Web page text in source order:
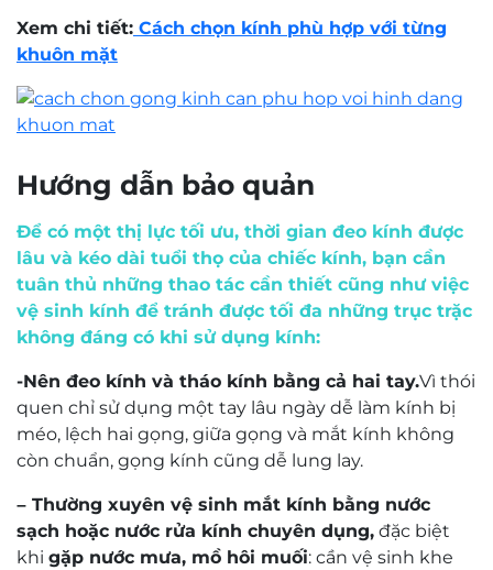
Mã sản phẩm: 5583_75_7681_53
Chất liệu
Kiểu dáng: Chữ nhật, nửa khung
Đệm mũi
Kích thước: 53–18–145 mm
Giá tham khảo: 12.000.000đ
Trong đó,53 mmlà độ rộng tròng kính, thuộc nhóm
size trung bình, phù hợp với nhiều khuôn mặt và
người có độ cận vừa phải. Nếu độ cận trên 3 diop,
nên ưu tiên tròng kính siêu mỏng để giữ tổng thể
kính thanh thoát, nhẹ và đẹp hơn. Size này cũng có
thể lắp được kính đa tròng hoặc hai tròng khi cần.
Vì sao nên chọn Silhouette
5583_75_7681_53?
Mẫu kính này không dành cho người thích sự nổi
bật ồn ào, mà dành cho người hiểu giá trị của sự
tinh giản. Từng đường nét đều được tiết chế để làm
Xem chi tiết: Cách chọn kính phù hợp với từng
khuôn mặt
Hướng dẫn bảo quản
Để có một thị lực tối ưu, thời gian đeo kính được
lâu và kéo dài tuổi thọ của chiếc kính, bạn cần
tuân thủ những thao tác cần thiết cũng như việc
vệ sinh kính để tránh được tối đa những trục trặc
không đáng có khi sử dụng kính:
-Nên đeo kính và tháo kính bằng cả hai tay.Vì thói
quen chỉ sử dụng một tay lâu ngày dễ làm kính bị
méo, lệch hai gọng, giữa gọng và mắt kính không
còn chuẩn, gọng kính cũng dễ lung lay.
– Thường xuyên vệ sinh mắt kính bằng nước
sạch hoặc nước rửa kính chuyên dụng, đặc biệt
khi gặp nước mưa, mồ hôi muối: cần vệ sinh khe